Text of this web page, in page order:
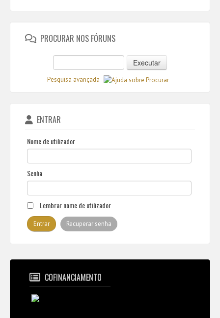
PROCURAR NOS FÓRUNS
Executar
Pesquisa avançada
ENTRAR
Nome de utilizador
Senha
Lembrar nome de utilizador
Recuperar senha
COFINANCIAMENTO